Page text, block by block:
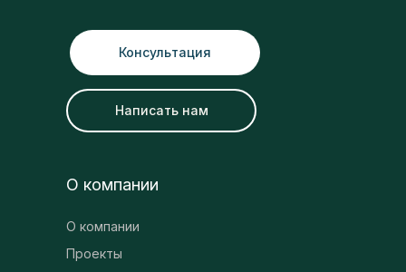
Консультация
Написать нам
О компании
О компании
Проекты